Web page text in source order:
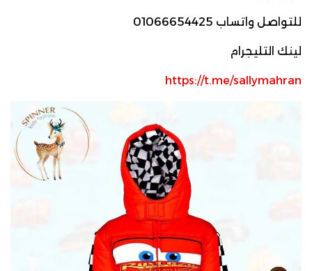
للتواصل واتساب 01066654425
لينك التليجرام
https://t.me/sallymahran